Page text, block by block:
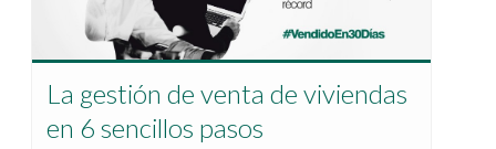
La gestión de venta de viviendas
en 6 sencillos pasos